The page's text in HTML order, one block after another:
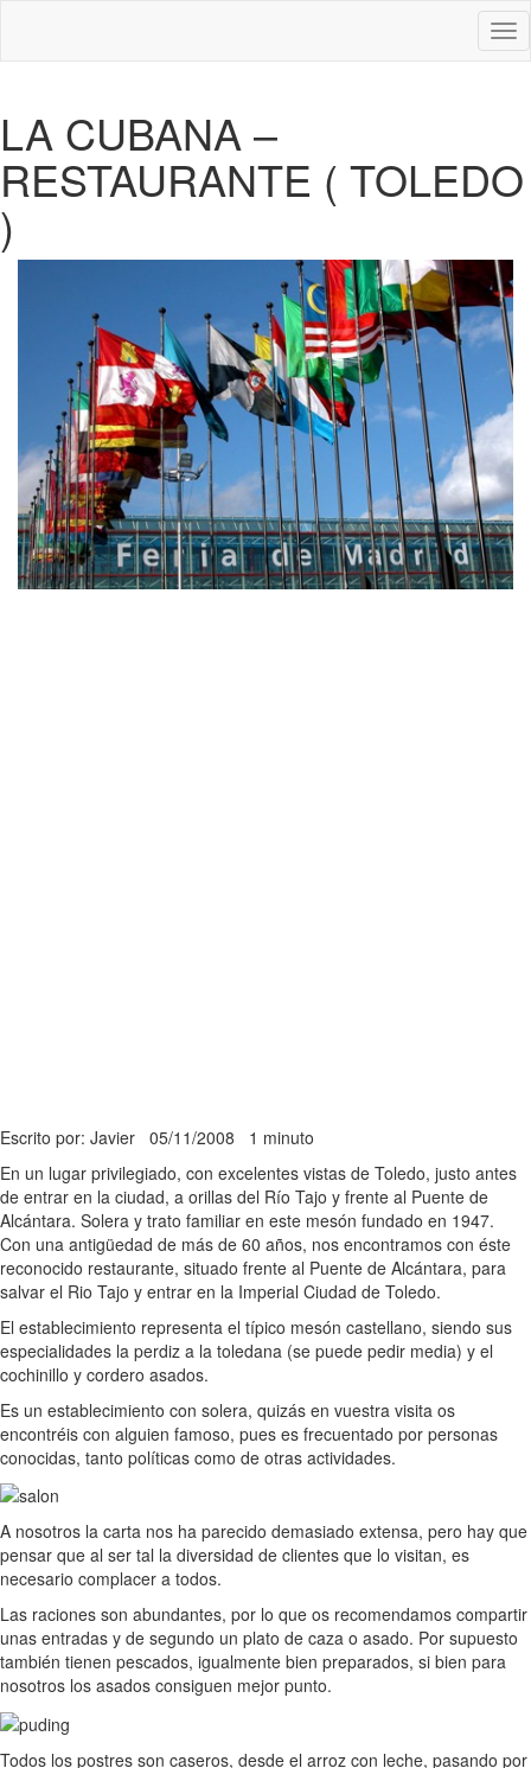
LA CUBANA –
RESTAURANTE ( TOLEDO
)
Escrito por: Javier 05/11/2008 1 minuto
En un lugar privilegiado, con excelentes vistas de Toledo, justo antes
de entrar en la ciudad, a orillas del Río Tajo y frente al Puente de
Alcántara. Solera y trato familiar en este mesón fundado en 1947.
Con una antigüedad de más de 60 años, nos encontramos con éste
reconocido restaurante, situado frente al Puente de Alcántara, para
salvar el Rio Tajo y entrar en la Imperial Ciudad de Toledo.
El establecimiento representa el típico mesón castellano, siendo sus
especialidades la perdiz a la toledana (se puede pedir media) y el
cochinillo y cordero asados.
Es un establecimiento con solera, quizás en vuestra visita os
encontréis con alguien famoso, pues es frecuentado por personas
conocidas, tanto políticas como de otras actividades.
A nosotros la carta nos ha parecido demasiado extensa, pero hay que
pensar que al ser tal la diversidad de clientes que lo visitan, es
necesario complacer a todos.
Las raciones son abundantes, por lo que os recomendamos compartir
unas entradas y de segundo un plato de caza o asado. Por supuesto
también tienen pescados, igualmente bien preparados, si bien para
nosotros los asados consiguen mejor punto.
Todos los postres son caseros, desde el arroz con leche, pasando por